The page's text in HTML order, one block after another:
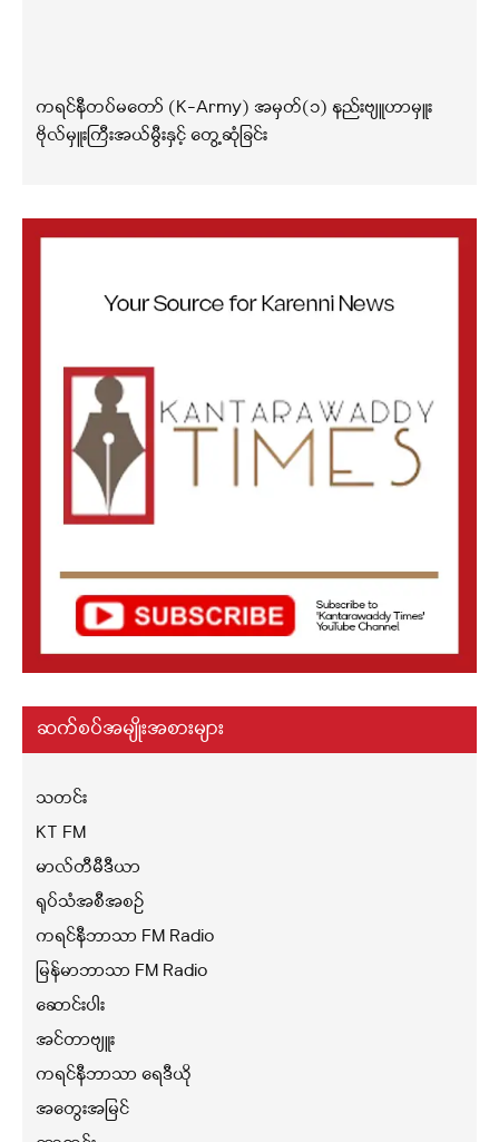
ကရင်နီတပ်မတော် (K-Army) အမှတ်(၁) နည်းဗျူဟာမှူး
ဗိုလ်မှူးကြီးအယ်မွီးနှင့် တွေ့ဆုံခြင်း
ဆက်စပ်အမျိုးအစားများ
သတင်း
KT FM
မာလ်တီမီဒီယာ
ရုပ်သံအစီအစဉ်
ကရင်နီဘာသာ FM Radio
မြန်မာဘာသာ FM Radio
ဆောင်းပါး
အင်တာဗျူး
ကရင်နီဘာသာ ရေဒီယို
အတွေးအမြင်